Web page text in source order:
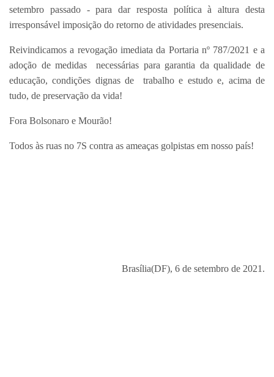
setembro passado - para dar resposta política à altura desta
irresponsável imposição do retorno de atividades presenciais.
Reivindicamos a revogação imediata da Portaria nº 787/2021 e a
adoção de medidas necessárias para garantia da qualidade de
educação, condições dignas de trabalho e estudo e, acima de
tudo, de preservação da vida!
Fora Bolsonaro e Mourão!
Todos às ruas no 7S contra as ameaças golpistas em nosso país!
Brasília(DF), 6 de setembro de 2021.